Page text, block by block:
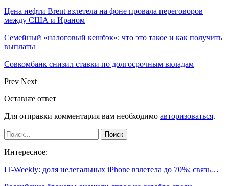
Цена нефти Brent взлетела на фоне провала переговоров
между США и Ираном
Семейный «налоговый кешбэк»: что это такое и как получить
выплаты
Совкомбанк снизил ставки по долгосрочным вкладам
Prev Next
Оставьте ответ
Для отправки комментария вам необходимо авторизоваться.
Интересное:
IT-Weekly: доля нелегальных iPhone взлетела до 70%; связь…